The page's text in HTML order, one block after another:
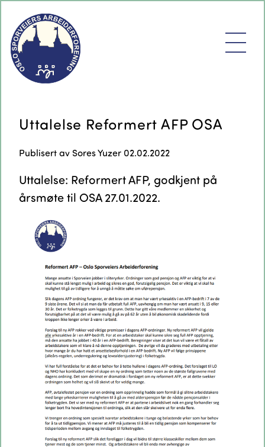
Uttalelse Reformert AFP OSA
Publisert av Sores Yuzer 02.02.2022
Uttalelse: Reformert AFP, godkjent på
årsmøte til OSA 27.01.2022.